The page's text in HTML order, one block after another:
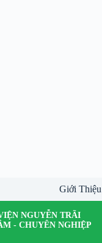
Giới Thiệu
NGUYỄN TRÃI
- CHUYÊN NGHIỆP